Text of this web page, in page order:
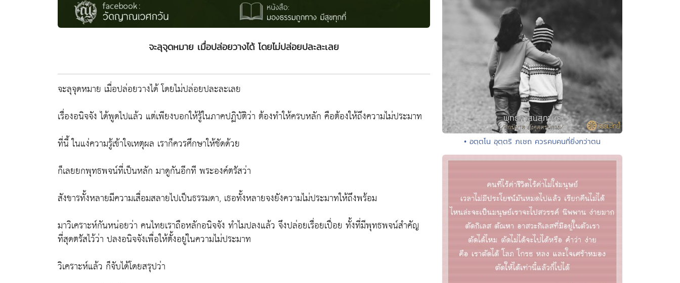
จะลุจุดหมาย เมื่อปล่อยวางได้ โดยไม่ปล่อยปละละเลย
จะลุจุดหมาย เมื่อปล่อยวางได้ โดยไม่ปล่อยปละละเลย
เรื่องอนิจจัง ได้พูดไปแล้ว แต่เพียงบอกให้รู้ในภาคปฏิบัติว่า ต้องทำให้ครบหลัก คือต้องให้ถึงความไม่ประมาท
ที่นี้ ในแง่ความรู้เข้าใจเหตุผล เราก็ควรศึกษาให้ชัดด้วย
ก็เลยยกพุทธพจน์ที่เป็นหลัก มาดูกันอีกที พระองค์ตรัสว่า
สังขารทั้งหลายมีความเสื่อมสลายไปเป็นธรรมดา, เธอทั้งหลายจงยังความไม่ประมาทให้ถึงพร้อม
มาวิเคราะห์กันหน่อยว่า คนไทยเราถือหลักอนิจจัง ทำไมปลงแล้ว จึงปล่อยเรื่อยเปื่อย ทั้งที่มีพุทธพจน์สำคัญ
ที่สุดตรัสไว้ว่า ปลงอนิจจังเพื่อให้ตั้งอยู่ในความไม่ประมาท
วิเคราะห์แล้ว ก็จับได้โดยสรุปว่า
• อตฺตโน อุตฺตริ ภเชถ ควรคบคนที่ยิ่งกว่าตน